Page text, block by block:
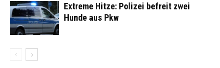
Extreme Hitze: Polizei befreit zwei
Hunde aus Pkw